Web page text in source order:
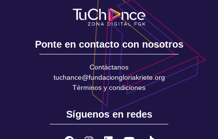
Ponte en contacto con nosotros
Contáctanos
tuchance@fundaciongloriakriete.org
Términos y condiciones
Síguenos en redes